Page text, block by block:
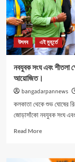
উৎসব এই মুহূর্তে
নবযুবক সংঘ এবং শীতলা
আয়োজিত।
bangadarpannews
কলকাতা থেকে শুভ ঘোষের
জোড়াসাঁকো নবযুবক সংঘ এবং
Read MoreRead
নবযুবক